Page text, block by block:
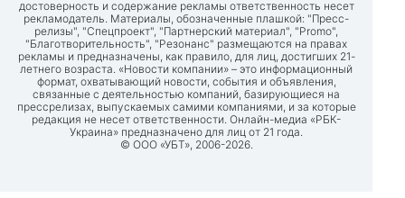
достоверность и содержание рекламы ответственность несет
рекламодатель. Материалы, обозначенные плашкой: "Пресс-
релизы", "Спецпроект", "Партнерский материал", "Promo",
"Благотворительность", "Резонанс" размещаются на правах
рекламы и предназначены, как правило, для лиц, достигших 21-
летнего возраста. «Новости компании» – это информационный
формат, охватывающий новости, события и объявления,
связанные с деятельностью компаний, базирующиеся на
прессрелизах, выпускаемых самими компаниями, и за которые
редакция не несет ответственности. Онлайн-медиа «РБК-
Украина» предназначено для лиц от 21 года.
© ООО «УБТ», 2006-2026.